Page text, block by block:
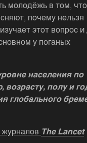
молодёжь в том,
почему нельзя
этот вопрос и
у поганых
населения по
полу и
глобального
The Lancet